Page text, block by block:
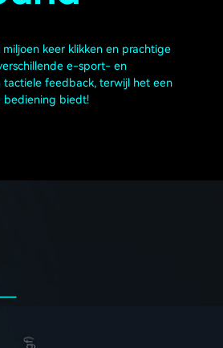
keer klikken en prachtige
e-sport- en
feedback, terwijl het een
bediening biedt!